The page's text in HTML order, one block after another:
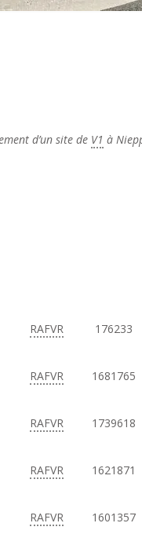
d’un site de V1 à
RAFVR 176233
RAFVR 1681765
RAFVR 1739618
RAFVR 1621871
RAFVR 1601357